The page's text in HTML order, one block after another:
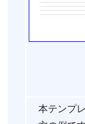
本テンプ